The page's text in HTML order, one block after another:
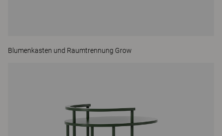
Blumenkasten und Raumtrennung Grow